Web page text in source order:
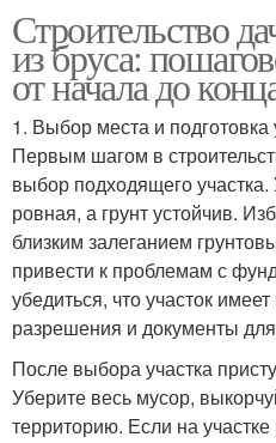
Строительство
из бруса:
от начала до
1. Выбор места и подготовка
Первым шагом в
выбор подходящего участка.
ровная, а грунт устойчив.
близким залеганием
привести к проблемам с
убедиться, что участок
разрешения и документы для
После выбора участка
Уберите весь мусор,
территорию. Если на участке